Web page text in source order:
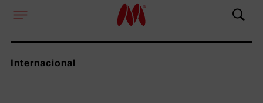
Internacional